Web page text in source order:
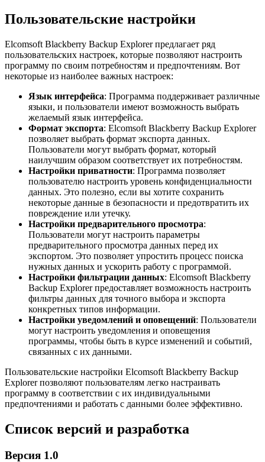
Пользовательские настройки
Elcomsoft Blackberry Backup Explorer предлагает ряд
пользовательских настроек, которые позволяют настроить
программу по своим потребностям и предпочтениям. Вот
некоторые из наиболее важных настроек:
Язык интерфейса: Программа поддерживает различные
языки, и пользователи имеют возможность выбрать
желаемый язык интерфейса.
Формат экспорта: Elcomsoft Blackberry Backup Explorer
позволяет выбрать формат экспорта данных.
Пользователи могут выбрать формат, который
наилучшим образом соответствует их потребностям.
Настройки приватности: Программа позволяет
пользователю настроить уровень конфиденциальности
данных. Это полезно, если вы хотите сохранить
некоторые данные в безопасности и предотвратить их
повреждение или утечку.
Настройки предварительного просмотра:
Пользователи могут настроить параметры
предварительного просмотра данных перед их
экспортом. Это позволяет упростить процесс поиска
нужных данных и ускорить работу с программой.
Настройки фильтрации данных: Elcomsoft Blackberry
Backup Explorer предоставляет возможность настроить
фильтры данных для точного выбора и экспорта
конкретных типов информации.
Настройки уведомлений и оповещений: Пользователи
могут настроить уведомления и оповещения
программы, чтобы быть в курсе изменений и событий,
связанных с их данными.
Пользовательские настройки Elcomsoft Blackberry Backup
Explorer позволяют пользователям легко настраивать
программу в соответствии с их индивидуальными
предпочтениями и работать с данными более эффективно.
Список версий и разработка
Версия 1.0